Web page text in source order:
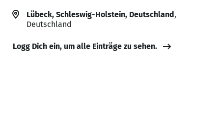
Lübeck, Schleswig-Holstein, Deutschland,
Deutschland
Logg Dich ein, um alle Einträge zu sehen.